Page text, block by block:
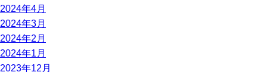
2024年4月
2024年3月
2024年2月
2024年1月
2023年12月